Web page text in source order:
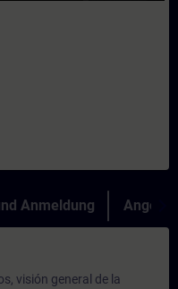
Anmeldung Angebot
visión general de la